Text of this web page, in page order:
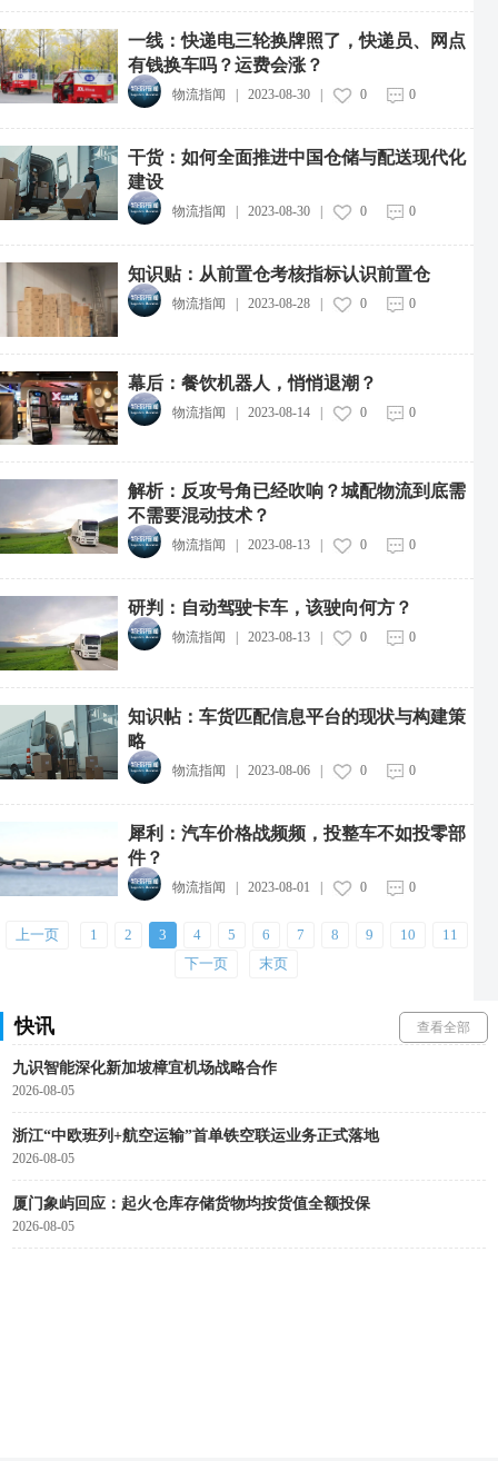
一线：快递电三轮换牌照了，快递员、网点
有钱换车吗？运费会涨？
物流指闻 2023-08-30| 0 0
干货：如何全面推进中国仓储与配送现代化
建设
物流指闻 2023-08-30| 0 0
知识贴：从前置仓考核指标认识前置仓
物流指闻 2023-08-28| 0 0
幕后：餐饮机器人，悄悄退潮？
物流指闻 | 2023-08-14| 0 0
解析：反攻号角已经吹响？城配物流到底需
不需要混动技术？
物流指闻 2023-08-13| 0 0
研判：自动驾驶卡车，该驶向何方？
物流指闻 2023-08-13| 0 0
知识帖：车货匹配信息平台的现状与构建策
略
物流指闻 2023-08-06| 0 0
犀利：汽车价格战频频，投整车不如投零部
件？
物流指闻 2023-08-01 0 0
上一页 1 2 3 4 5 6 7 8 9 10
11
下一页
末页
快讯 查看全部
2026-08-05
亚马逊遭新泽西州提告，被指涉嫌快递服务垄断
DHL集团二季度营收净利两位数双增
2026-08-05
菜鸟发布"全球三日达"
FedEx在美国部署AI机器人
2026-08-05
九识智能深化新加坡樟宜机场战略合作
2026-08-05
浙江“中欧班列+航空运输”首单铁空联运业务正式落地
2026-08-05
厦门象屿回应：起火仓库存储货物均按货值全额投保
2026-08-05